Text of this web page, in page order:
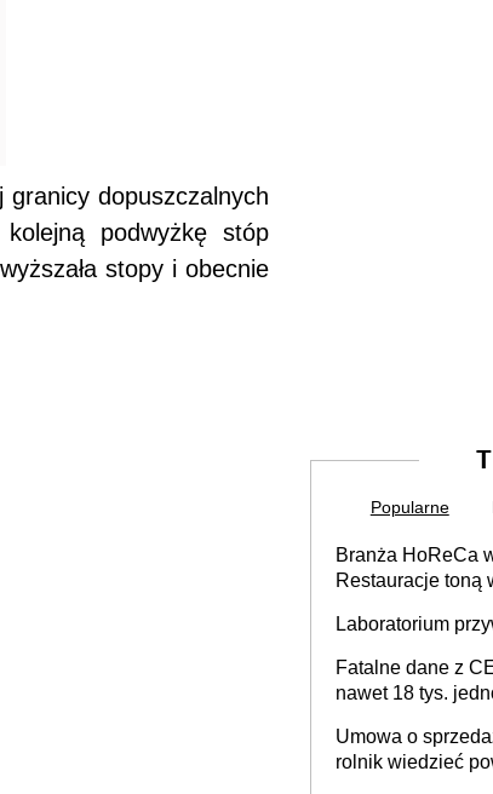
granicy dopuszczalnych
podwyżkę stóp
stopy i obecnie
Popularne
Branża HoReCa
Restauracje toną
Laboratorium
Fatalne dane z
nawet 18 tys.
Umowa o
rolnik wiedzieć